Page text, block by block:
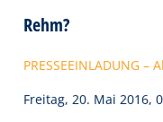
Rehm?
PRESSEEINLADUNG
Freitag, 20. Mai 2016,